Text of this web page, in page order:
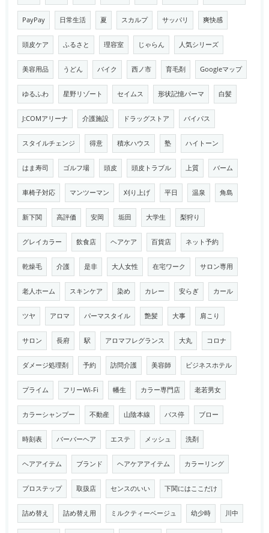
PayPay 日常生活 夏 スカルプ サッパリ 爽快感
頭皮ケア ふるさと 理容室 じゃらん 人気シリーズ
美容用品 うどん バイク 西ノ市 育毛剤 Googleマップ
ゆるふわ 星野リゾート セイムス 形状記憶パーマ 白髪
J:COMアリーナ 介護施設 ドラッグストア バイパス
スタイルチェンジ 得意 積水ハウス 塾 ハイトーン
はま寿司 ゴルフ場 頭皮 頭皮トラブル 上質 バーム
車椅子対応 マンツーマン 刈り上げ 平日 温泉 角島
新下関 高評価 安岡 垢田 大学生 梨狩り
グレイカラー 飲食店 ヘアケア 百貨店 ネット予約
乾燥毛 介護 是非 大人女性 在宅ワーク サロン専用
老人ホーム スキンケア 染め カレー 安らぎ カール
ツヤ アロマ パーマスタイル 艶髪 大事 肩こり
サロン 長府 駅 アロマフレグランス 大丸 コロナ
ダメージ処理剤 予約 訪問介護 美容師 ビジネスホテル
プライム フリーWi-Fi 幡生 カラー専門店 老若男女
カラーシャンプー 不動産 山陰本線 バス停 ブロー
時刻表 バーバーヘア エステ メッシュ 洗剤
ヘアアイテム ブランド ヘアケアアイテム カラーリング
プロステップ 取扱店 センスのいい 下関にはここだけ
詰め替え 詰め替え用 ミルクティーベージュ 幼少時 川中